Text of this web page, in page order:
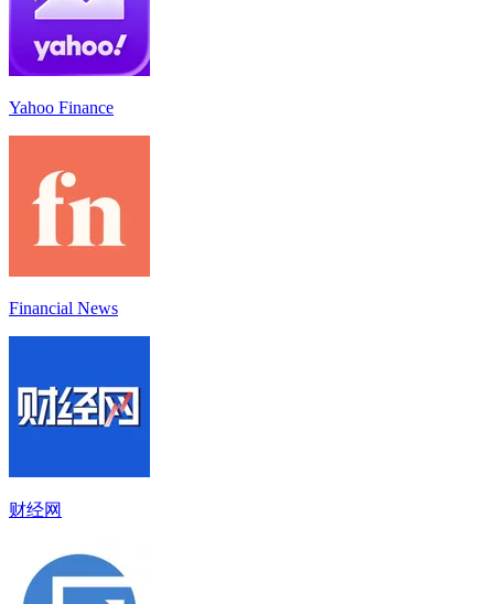
Yahoo Finance
Financial News
财经网